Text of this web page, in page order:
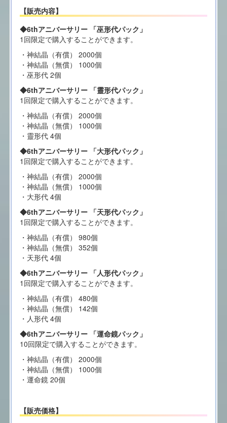
【販売内容】
◆6thアニバーサリー 「巫形代パック」
1回限定で購入することができます。
・神結晶（有償） 2000個
・神結晶（無償） 1000個
・巫形代 2個
◆6thアニバーサリー 「靈形代パック」
1回限定で購入することができます。
・神結晶（有償） 2000個
・神結晶（無償） 1000個
・靈形代 4個
◆6thアニバーサリー 「大形代パック」
1回限定で購入することができます。
・神結晶（有償） 2000個
・神結晶（無償） 1000個
・大形代 4個
◆6thアニバーサリー 「天形代パック」
1回限定で購入することができます。
・神結晶（有償） 980個
・神結晶（無償） 352個
・天形代 4個
◆6thアニバーサリー 「人形代パック」
1回限定で購入することができます。
・神結晶（有償） 480個
・神結晶（無償） 142個
・人形代 4個
◆6thアニバーサリー 「運命鏡パック」
10回限定で購入することができます。
・神結晶（有償） 2000個
・神結晶（無償） 1000個
・運命鏡 20個
【販売価格】